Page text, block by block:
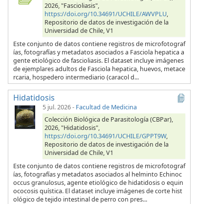
2026, "Fascioliasis",
https://doi.org/10.34691/UCHILE/AWVPLU,
Repositorio de datos de investigación de la
Universidad de Chile, V1
Este conjunto de datos contiene registros de microfotograf
ías, fotografías y metadatos asociados a Fasciola hepatica a
gente etiológico de fascioliasis. El dataset incluye imágenes
de ejemplares adultos de Fasciola hepatica, huevos, metace
rcaria, hospedero intermediario (caracol d...
Hidatidosis
5 jul. 2026- Facultad de Medicina
Colección Biológica de Parasitología (CBPar),
2026, "Hidatidosis",
https://doi.org/10.34691/UCHILE/GPPT9W,
Repositorio de datos de investigación de la
Universidad de Chile, V1
Este conjunto de datos contiene registros de microfotograf
ías, fotografías y metadatos asociados al helminto Echinoc
occus granulosus, agente etiológico de hidatidosis o equin
ococosis quística. El dataset incluye imágenes de corte hist
ológico de tejido intestinal de perro con pres...